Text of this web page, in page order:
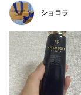
ショコラ